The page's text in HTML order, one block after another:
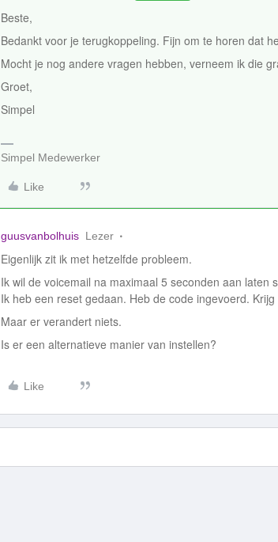
Beste,
Bedankt voor je terugkoppeling. Fijn om te horen dat
Mocht je nog andere vragen hebben, verneem ik die
Groet,
Simpel
Simpel Medewerker
Like
guusvanbolhuis Lezer
Eigenlijk zit ik met hetzelfde probleem.
Ik wil de voicemail na maximaal 5 seconden aan laten
Ik heb een reset gedaan. Heb de code ingevoerd.
Maar er verandert niets.
Is er een alternatieve manier van instellen?
Like